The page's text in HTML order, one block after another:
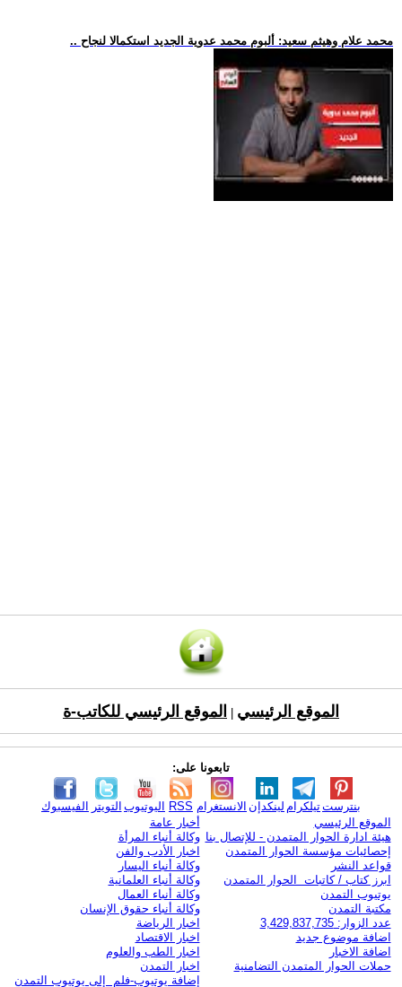
.. محمد علام وهيثم سعيد: ألبوم محمد عدوية الجديد استكمالا لنجاح
الموقع الرئيسي الموقع الرئيسي للكاتب-ة
تابعونا على:
الفيسبوك التويتر اليوتيوب RSS الانستغرام لينكدإن تيلكرامبنترست
الموقع الرئيسي
هيئة ادارة الحوار المتمدن - للإتصال بنا
إحصائيات مؤسسة الحوار المتمدن
قواعد النشر
ابرز كتاب / كاتبات الحوار المتمدن
يوتيوب التمدن
مكتبة التمدن
عدد الزوار: 3,429,837,735
اضافة موضوع جديد
اضافة الاخبار
حملات الحوار المتمدن التضامنية
أخبار عامة
وكالة أنباء المرأة
اخبار الأدب والفن
وكالة أنباء اليسار
وكالة أنباء العلمانية
وكالة أنباء العمال
وكالة أنباء حقوق الإنسان
اخبار الرياضة
اخبار الاقتصاد
اخبار الطب والعلوم
اخبار التمدن
إضافة يوتيوب-فلم إلى يوتيوب التمدن